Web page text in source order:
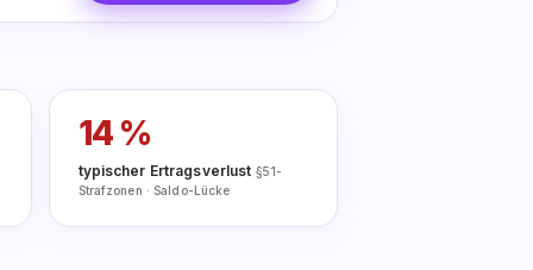
14 %
typischer Ertragsverlust §51-
Strafzonen · Saldo-Lücke